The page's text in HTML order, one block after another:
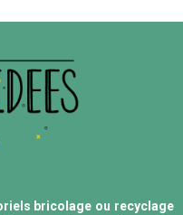
bricolage ou recyclage